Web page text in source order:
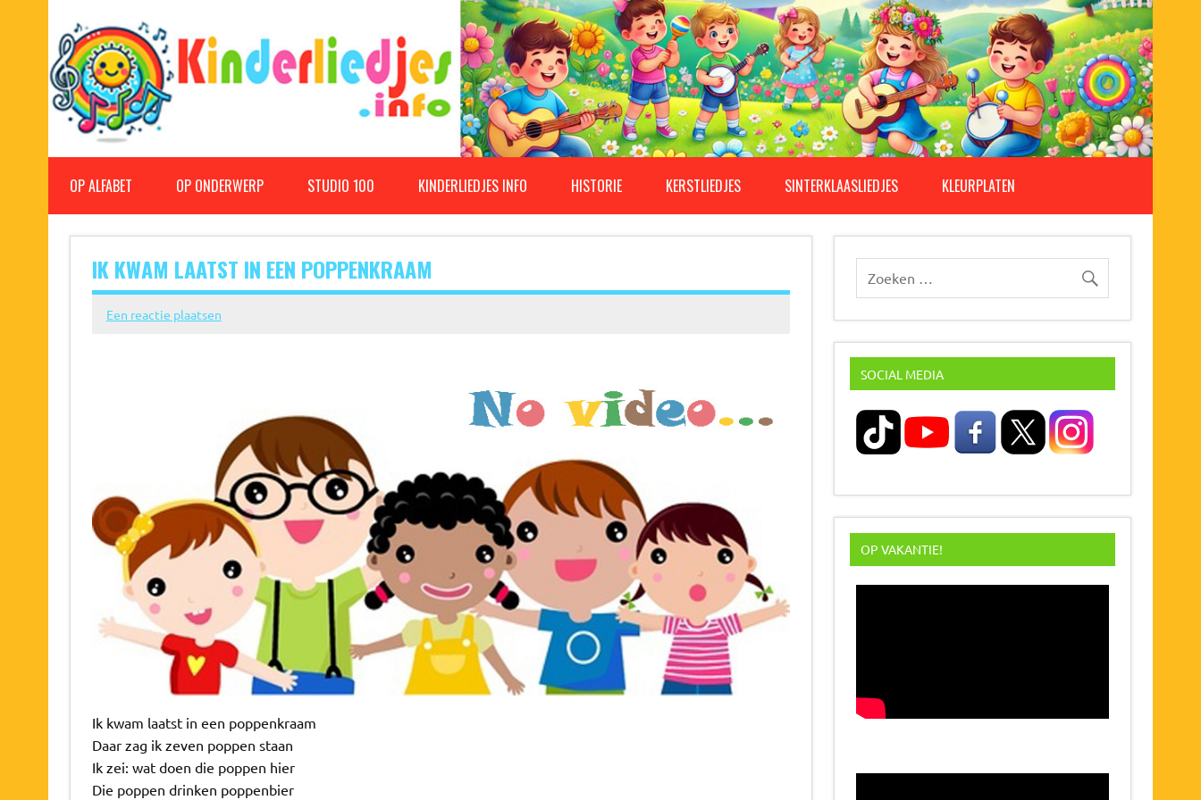
Kinderliedjes
OP ALFABET OP ONDERWERP STUDIO 100 KINDERLIEDJES INFO HISTORIE KERSTLIEDJES SINTERKLAASLIEDJES KLEURPLATEN
IK KWAM LAATST IN EEN POPPENKRAAM
Een reactie plaatsen
Ik kwam laatst in een poppenkraam
Daar zag ik zeven poppen staan
Ik zei: wat doen die poppen hier
Die poppen drinken poppenbier
SOCIAL MEDIA
OP VAKANTIE!